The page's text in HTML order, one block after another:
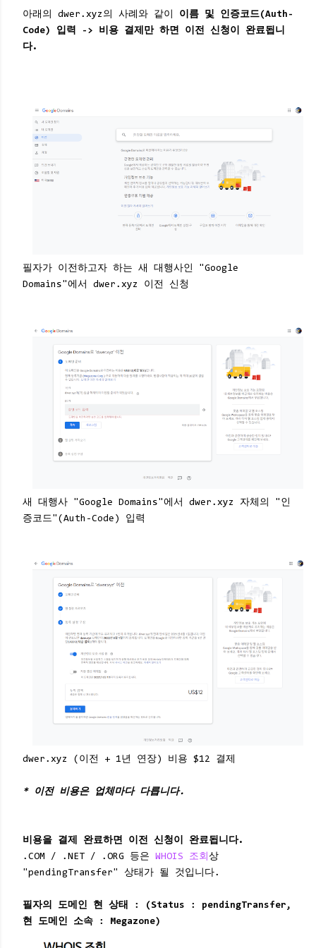
아래의 dwer.xyz의 사례와 같이 이름 및 인증코드(Auth-
Code) 입력 -> 비용 결제만 하면 이전 신청이 완료됩니
다.
필자가 이전하고자 하는 새 대행사인 "Google
Domains"에서 dwer.xyz 이전 신청
새 대행사 "Google Domains"에서 dwer.xyz 자체의 "인
증코드"(Auth-Code) 입력
dwer.xyz (이전 + 1년 연장) 비용 $12 결제
* 이전 비용은 업체마다 다릅니다.
비용을 결제 완료하면 이전 신청이 완료됩니다.
.COM / .NET / .ORG 등은
WHOIS 조회 상
"pendingTransfer" 상태가 될 것입니다.
필자의 도메인 현 상태 : (Status : pendingTransfer,
현 도메인 소속 : Megazone)